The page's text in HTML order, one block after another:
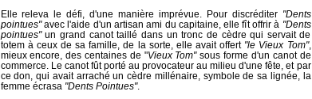
Elle releva le défi, d'une manière imprévue. Pour discréditer "Dents
pointues"avec l'aide d'un artisan ami du capitaine, elle fît offrir à "Dents
pointues"un grand canot taillé dans un tronc de cèdre qui servait de
totem à ceux de sa famille, de la sorte, elle avait offert "le Vieux Tom",
mieux encore, des centaines de "Vieux Tom"sous forme d'un canot de
commerce. Le canot fût porté au provocateur au milieu d'une fête, et par
ce don, qui avait arraché un cèdre millénaire, symbole de sa lignée, la
femme écrasa "Dents Pointues".